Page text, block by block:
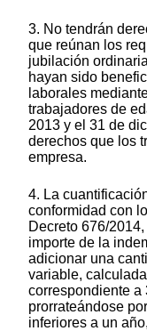
3. No tendrán
que reúnan los
jubilación
hayan sido
laborales
trabajadores de
2013 y el 31 de
derechos que los
empresa.
4. La
conformidad con
Decreto 676/
importe de la
adicionar una
variable,
correspondiente a
prorrateándose
inferiores a un